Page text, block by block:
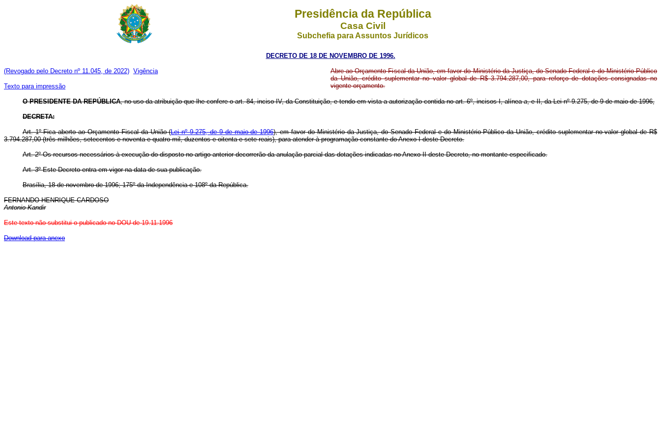
Presidência da República
Casa Civil
Subchefia para Assuntos Jurídicos
DECRETO DE 18 DE NOVEMBRO DE 1996.
(Revogado pelo Decreto nº 11.045, de 2022) Vigência
Texto para impressão
Abre ao Orçamento Fiscal da União, em favor do Ministério da Justiça, do Senado Federal e do Ministério Público
da União, crédito suplementar no valor global de R$ 3.794.287,00, para reforço de dotações consignadas no
vigente orçamento.
O PRESIDENTE DA REPÚBLICA, no uso da atribuição que lhe confere o art. 84, inciso IV, da Constituição, e tendo em vista a autorização contida no art. 6º, incisos I, alíneaa, e II, da Lei nº 9.275, de 9 de maio de 1996,
DECRETA:
Art. 1º Fica aberto ao Orçamento Fiscal da União (Lei nº 9.275, de 9 de maio de 1996), em favor do Ministério da Justiça, do Senado Federal e do Ministério Público da União, crédito suplementar no valor global de R$
3.794.287,00 (três milhões, setecentos e noventa e quatro mil, duzentos e oitenta e sete reais), para atender à programação constante do Anexo I deste Decreto.
Art. 2º Os recursos necessários à execução do disposto no artigo anterior decorrerão da anulação parcial das dotações indicadas no Anexo II deste Decreto, no montante especificado.
Art. 3º Este Decreto entra em vigor na data de sua publicação.
Brasília, 18 de novembro de 1996; 175º da Independência e 108º da República.
FERNANDO HENRIQUE CARDOSO
Antonio Kandir
Este texto não substitui o publicado no DOU de 19.11.1996
Download para anexo